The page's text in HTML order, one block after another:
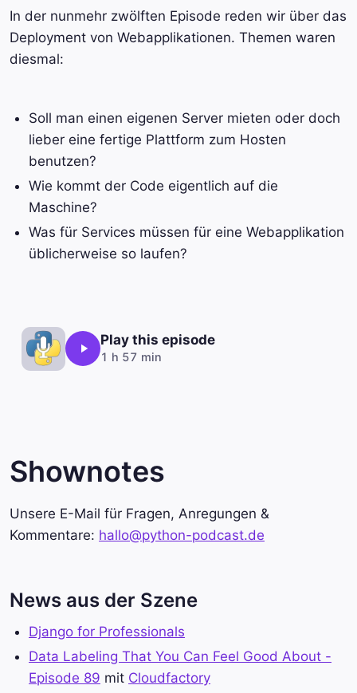
In der nunmehr zwölften Episode reden wir über das
Deployment von Webapplikationen. Themen waren
diesmal:
Soll man einen eigenen Server mieten oder doch
lieber eine fertige Plattform zum Hosten
benutzen?
Wie kommt der Code eigentlich auf die
Maschine?
Was für Services müssen für eine Webapplikation
üblicherweise so laufen?
Play this episode
1 h 57 min
Shownotes
Unsere E-Mail für Fragen, Anregungen &
Kommentare: hallo@python-podcast.de
News aus der Szene
Django for Professionals
Data Labeling That You Can Feel Good About -
Episode 89 mit Cloudfactory